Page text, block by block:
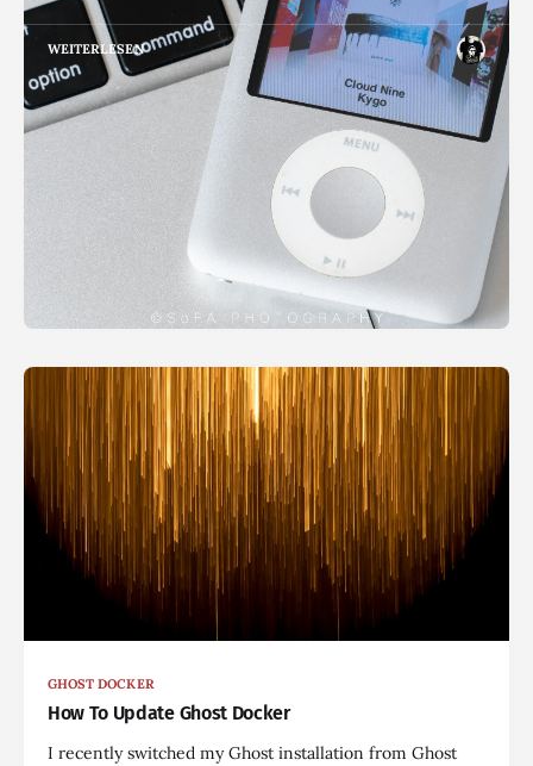
WEITERLESEN
GHOST DOCKER
How To Update Ghost Docker
I recently switched my Ghost installation from Ghost